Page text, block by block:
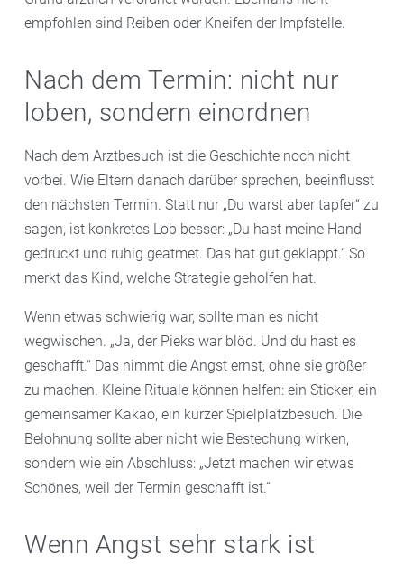
empfohlen sind Reiben oder Kneifen der Impfstelle.
Nach dem Termin: nicht nur
loben, sondern einordnen
Nach dem Arztbesuch ist die Geschichte noch nicht
vorbei. Wie Eltern danach darüber sprechen, beeinflusst
den nächsten Termin. Statt nur „Du warst aber tapfer“ zu
sagen, ist konkretes Lob besser: „Du hast meine Hand
gedrückt und ruhig geatmet. Das hat gut geklappt.“ So
merkt das Kind, welche Strategie geholfen hat.
Wenn etwas schwierig war, sollte man es nicht
wegwischen. „Ja, der Pieks war blöd. Und du hast es
geschafft.“ Das nimmt die Angst ernst, ohne sie größer
zu machen. Kleine Rituale können helfen: ein Sticker, ein
gemeinsamer Kakao, ein kurzer Spielplatzbesuch. Die
Belohnung sollte aber nicht wie Bestechung wirken,
sondern wie ein Abschluss: „Jetzt machen wir etwas
Schönes, weil der Termin geschafft ist.“
Wenn Angst sehr stark ist